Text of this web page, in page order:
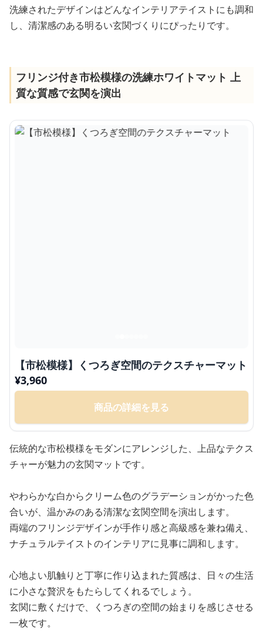
洗練されたデザインはどんなインテリアテイストにも調和
し、清潔感のある明るい玄関づくりにぴったりです。
フリンジ付き市松模様の洗練ホワイトマット 上
質な質感で玄関を演出
【市松模様】くつろぎ空間のテクスチャーマット
¥3,960
商品の詳細を見る
伝統的な市松模様をモダンにアレンジした、上品なテクス
チャーが魅力の玄関マットです。
やわらかな白からクリーム色のグラデーションがかった色
合いが、温かみのある清潔な玄関空間を演出します。
両端のフリンジデザインが手作り感と高級感を兼ね備え、
ナチュラルテイストのインテリアに見事に調和します。
心地よい肌触りと丁寧に作り込まれた質感は、日々の生活
に小さな贅沢をもたらしてくれるでしょう。
玄関に敷くだけで、くつろぎの空間の始まりを感じさせる
一枚です。